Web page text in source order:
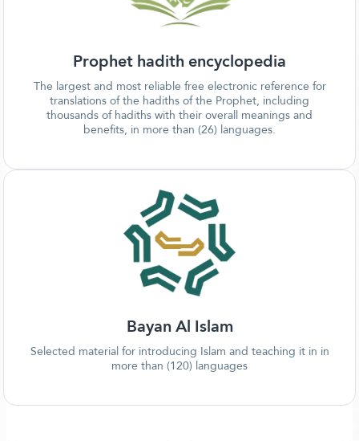
Prophet hadith encyclopedia
The largest and most reliable free electronic reference for
translations of the hadiths of the Prophet, including
thousands of hadiths with their overall meanings and
benefits, in more than (26) languages.
Bayan Al Islam
Selected material for introducing Islam and teaching it in in
more than (120) languages